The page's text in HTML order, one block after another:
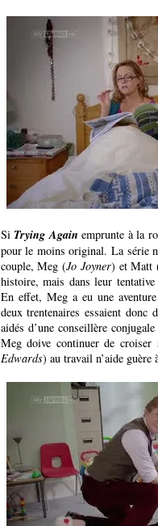
Si Trying Again emprunte à la
pour le moins original. La série
couple, Meg (Jo Joyner) et Matt
histoire, mais dans leur
En effet, Meg a eu une
deux trentenaires essaient
aidés d’une conseillère
Meg doive continuer de
Edwards) au travail n’aide